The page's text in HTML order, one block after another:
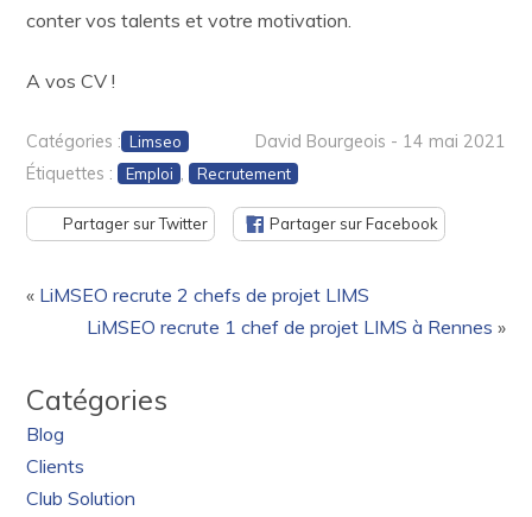
conter vos talents et votre motivation.
A vos CV !
David Bourgeois - 14 mai 2021
Catégories : Limseo
Étiquettes : Emploi , Recrutement
Partager sur Twitter Partager sur Facebook
« LiMSEO recrute 2 chefs de projet LIMS
LiMSEO recrute 1 chef de projet LIMS à Rennes »
Catégories
Blog
Clients
Club Solution